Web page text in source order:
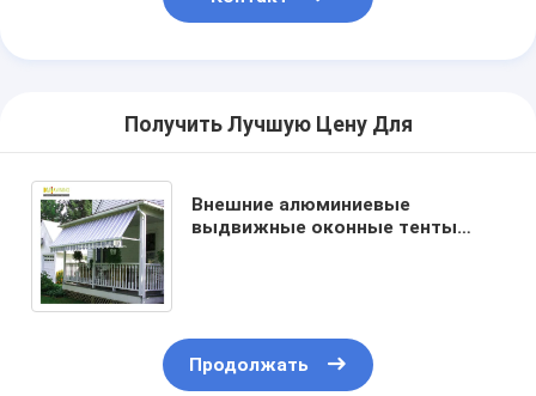
Получить Лучшую Цену Для
Внешние алюминиевые
выдвижные оконные тенты
Продолжать